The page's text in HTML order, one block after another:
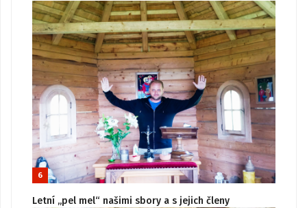
6
Letní „pel mel“ našimi sbory a s jejich členy